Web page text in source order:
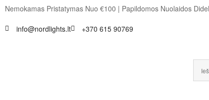
Nemokamas Pristatymas Nuo €100 | Papildomos Nuolaidos
info@nordlights.lt +370 615 90769